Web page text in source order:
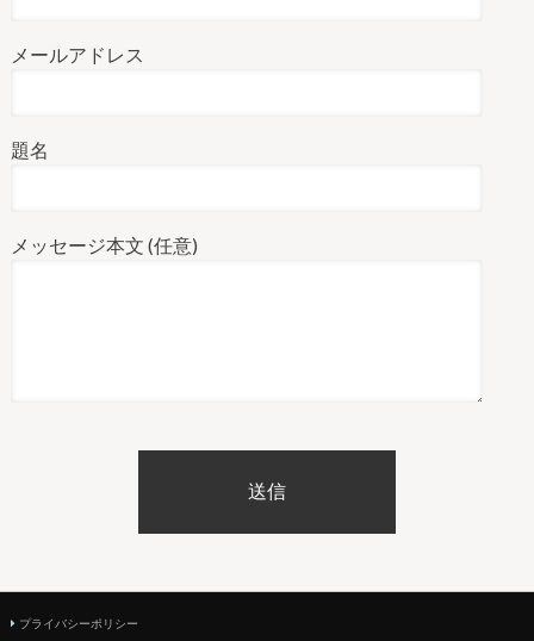
メールアドレス
題名
メッセージ本文 (任意)
プライバシーポリシー